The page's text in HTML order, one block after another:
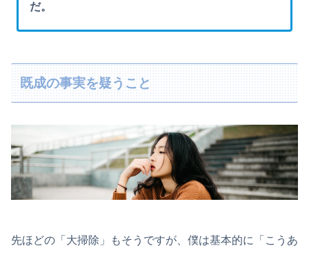
だ。
既成の事実を疑うこと
先ほどの「大掃除」もそうですが、僕は基本的に「こうあ